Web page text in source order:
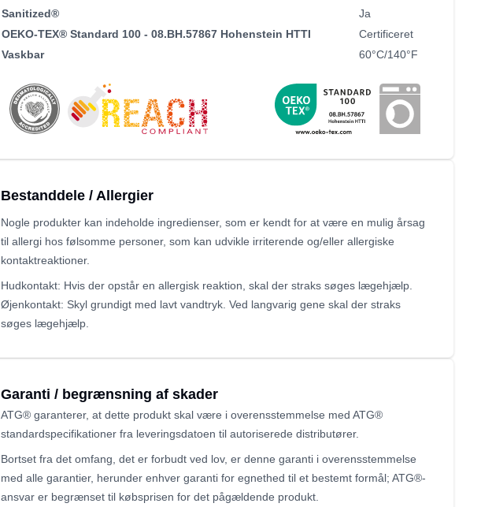
Sanitized®
Ja
OEKO-TEX® Standard 100 - 08.BH.57867 Hohenstein HTTI
Certificeret
Vaskbar
60°C/140°F
Bestanddele / Allergier
Nogle produkter kan indeholde ingredienser, som er kendt for at være en mulig årsag
til allergi hos følsomme personer, som kan udvikle irriterende og/eller allergiske
kontaktreaktioner.
Hudkontakt: Hvis der opstår en allergisk reaktion, skal der straks søges lægehjælp.
Øjenkontakt: Skyl grundigt med lavt vandtryk. Ved langvarig gene skal der straks
søges lægehjælp.
Garanti / begrænsning af skader
ATG® garanterer, at dette produkt skal være i overensstemmelse med ATG®
standardspecifikationer fra leveringsdatoen til autoriserede distributører.
Bortset fra det omfang, det er forbudt ved lov, er denne garanti i overensstemmelse
med alle garantier, herunder enhver garanti for egnethed til et bestemt formål; ATG®-
ansvar er begrænset til købsprisen for det pågældende produkt.